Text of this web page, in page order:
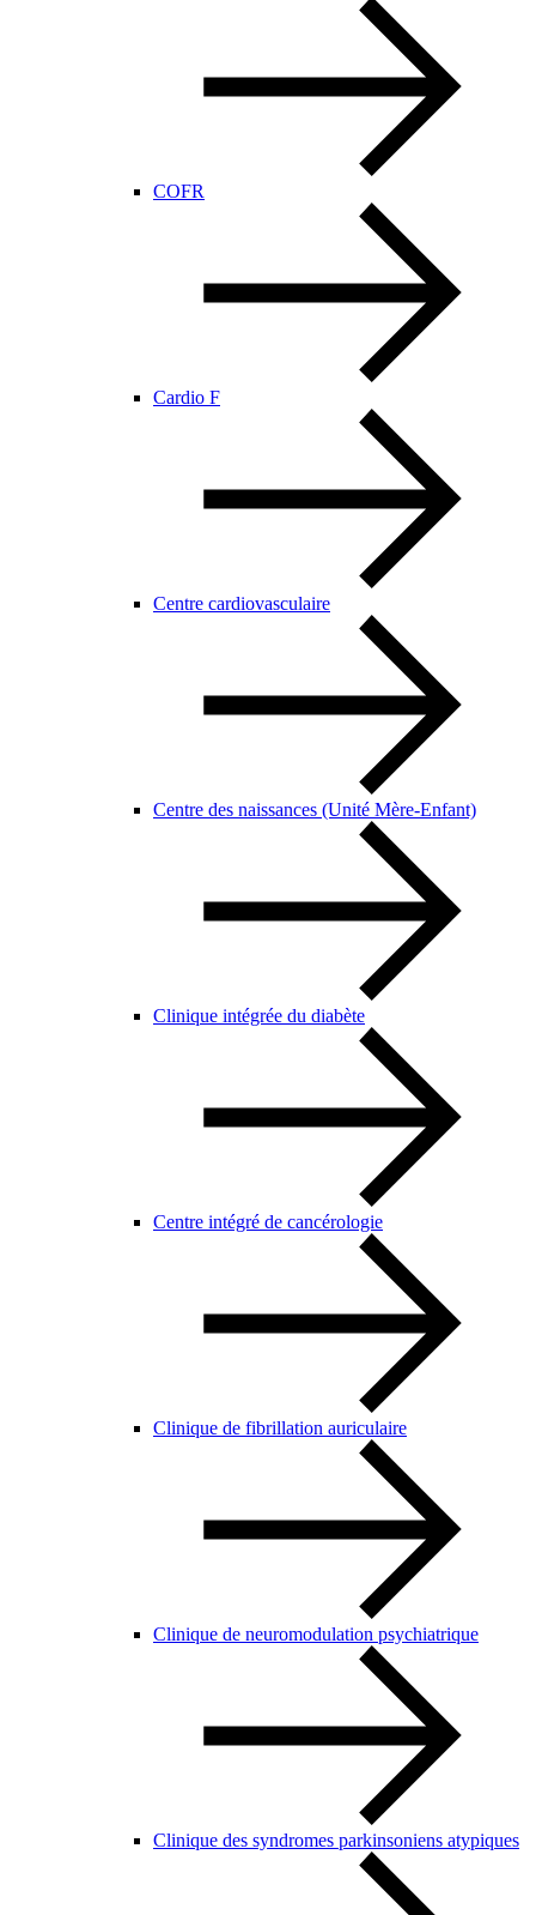
COFR
Cardio F
Centre cardiovasculaire
Centre des naissances (Unité Mère-Enfant)
Clinique intégrée du diabète
Centre intégré de cancérologie
Clinique de fibrillation auriculaire
Clinique de neuromodulation psychiatrique
Clinique des syndromes parkinsoniens atypiques